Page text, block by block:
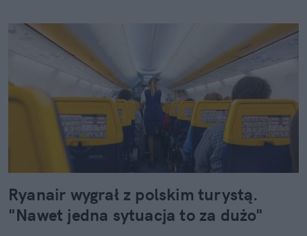
Ryanair wygrał z polskim turystą.
"Nawet jedna sytuacja to za dużo"